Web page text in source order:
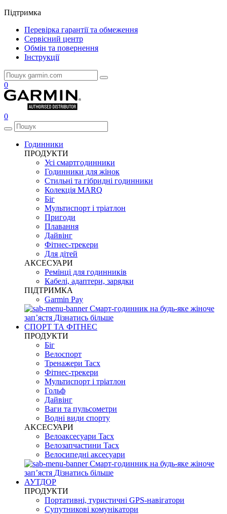
Підтримка
Перевірка гарантії та обмеження
Сервісний центр
Обмін та повернення
Інструкції
0
0
Годинники
ПРОДУКТИ
Усі смартгодинники
Годинники для жінок
Стильні та гібридні годинники
Колекція MARQ
Біг
Мультиспорт і тріатлон
Пригоди
Плавання
Дайвінг
Фітнес-трекери
Для дітей
АКСЕСУАРИ
Ремінці для годинників
Кабелі, адаптери, зарядки
ПІДТРИМКА
Garmin Pay
Смарт-годинник на будь-яке жіноче
запʼястя Дізнатись більше
СПОРТ ТА ФІТНЕС
ПРОДУКТИ
Біг
Велоспорт
Тренажери Tacx
Фітнес-трекери
Мультиспорт і тріатлон
Гольф
Дайвінг
Ваги та пульсометри
Водні види спорту
AKCЕСУАРИ
Велоаксесуари Tacx
Велозапчастини Tacx
Велосипедні аксесуари
Смарт-годинник на будь-яке жіноче
запʼястя Дізнатись більше
АУТДОР
ПРОДУКТИ
Портативні, туристичні GPS-навігатори
Супутникові комунікатори